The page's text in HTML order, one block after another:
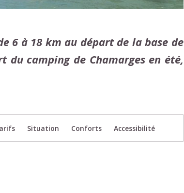
6 à 18 km au départ de la base de
camping de Chamarges en été,
Situation Conforts Accessibilité